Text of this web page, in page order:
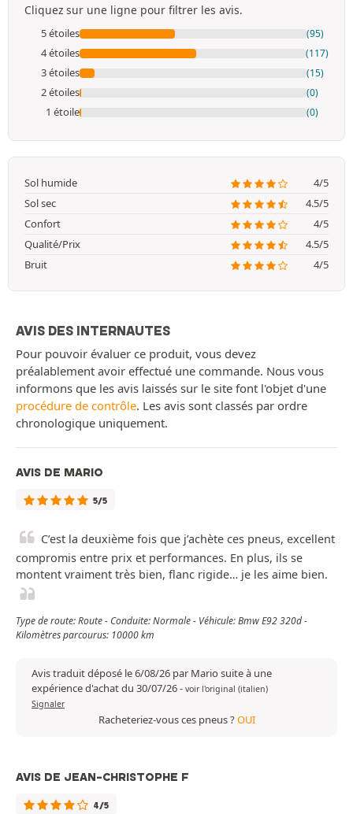
Cliquez sur une ligne pour filtrer les avis.
5 étoiles (95)
4 étoiles (117)
3 étoiles (15)
2 étoiles (0)
1 étoile (0)
Sol humide
4/5
Sol sec
4.5/5
Confort
4/5
Qualité/Prix
4.5/5
Bruit
4/5
AVIS DES INTERNAUTES
Pour pouvoir évaluer ce produit, vous devez
préalablement avoir effectué une commande. Nous vous
informons que les avis laissés sur le site font l'objet d'une
procédure de contrôle. Les avis sont classés par ordre
chronologique uniquement.
AVIS DE MARIO
5/5
C’est la deuxième fois que j’achète ces pneus, excellent
compromis entre prix et performances. En plus, ils se
montent vraiment très bien, flanc rigide… je les aime bien.
Type de route: Route - Conduite: Normale - Véhicule: Bmw E92 320d -
Kilomètres parcourus: 10000 km
Avis traduit déposé le 6/08/26 par Mario suite à une
expérience d'achat du 30/07/26- voir l'original (italien)
Signaler
Racheteriez-vous ces pneus ?OUI
AVIS DE JEAN-CHRISTOPHE F
4/5